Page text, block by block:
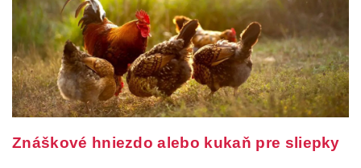
Znáškové hniezdo alebo kukaň pre sliepky